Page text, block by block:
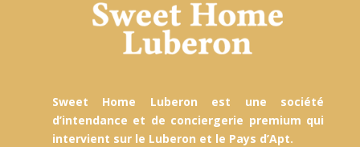
Sweet Home Luberon est une société
d’intendance et de conciergerie premium qui
intervient sur le Luberon et le Pays d’Apt.